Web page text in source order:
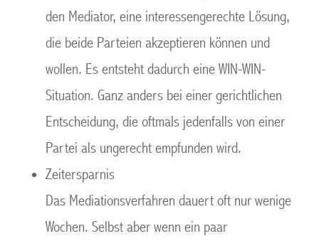
den Mediator, eine interessengerechte Lösung,
die beide Parteien akzeptieren können und
wollen. Es entsteht dadurch eine WIN-WIN-
Situation. Ganz anders bei einer gerichtlichen
Entscheidung, die oftmals jedenfalls von einer
Partei als ungerecht empfunden wird.
Zeitersparnis
Das Mediationsverfahren dauert oft nur wenige
Wochen. Selbst aber wenn ein paar